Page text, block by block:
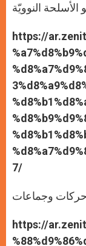
الأسلحة النوويّة
https://
7/
حركات وجماعات
https://